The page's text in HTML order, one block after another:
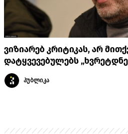
ვიზიარებ კრიტიკას, არ
დატყვევებულებს
პუბლიკა